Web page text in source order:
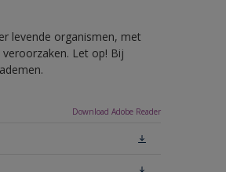
levende organismen, met
Let op! Bij
Download Adobe Reader